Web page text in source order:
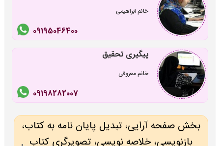
خانم ابراهیمی
09195046400
پیگیری تحقیق
خانم معروفی
09198282007
بخش صفحه آرایی، تبدیل پایان نامه به کتاب،
بازنویسی، خلاصه نویسی، تصویرگری کتاب